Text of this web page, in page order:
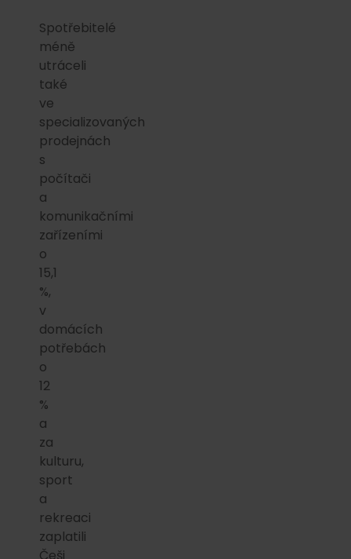
Spotřebitelé
méně
utráceli
také
ve
specializovaných
prodejnách
s
počítači
a
komunikačními
zařízeními
o
15,1
%,
v
domácích
potřebách
o
12
%
a
za
kulturu,
sport
a
rekreaci
zaplatili